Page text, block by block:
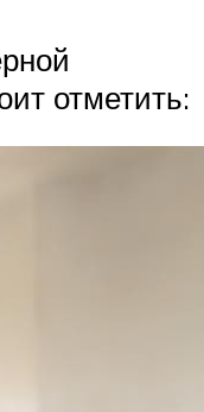
отметить: